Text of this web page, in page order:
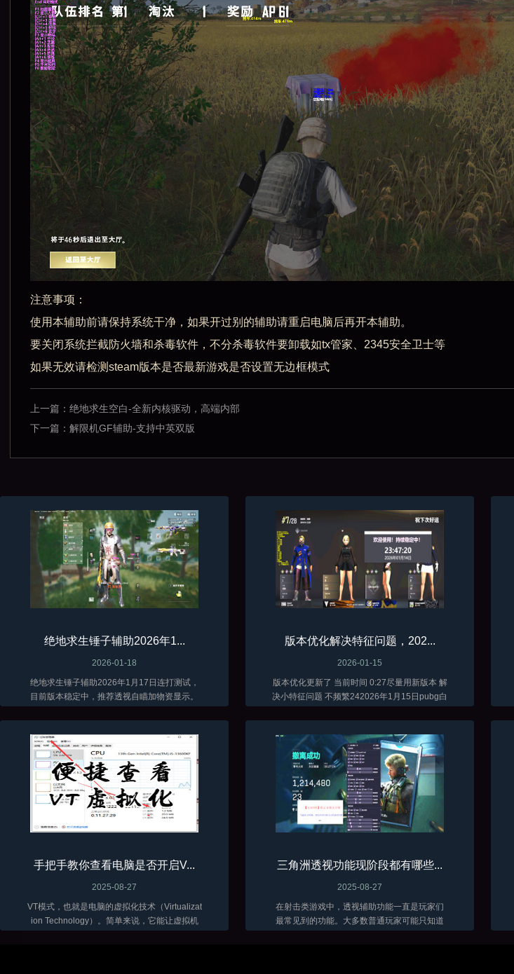
注意事项：
使用本辅助前请保持系统干净，如果开过别的辅助请重启电脑后再开本辅助。
要关闭系统拦截防火墙和杀毒软件，不分杀毒软件要卸载如tx管家、2345安全卫士等
如果无效请检测steam版本是否最新游戏是否设置无边框模式
上一篇： 绝地求生空白-全新内核驱动，高端内部
下一篇： 解限机GF辅助-支持中英双版
绝地求生锤子辅助2026年1...
2026-01-18
绝地求生锤子辅助2026年1月17日连打测试，
目前版本稳定中，推荐透视自瞄加物资显示。
版本优化解决特征问题，202...
2026-01-15
版本优化更新了 当前时间 0:27尽量用新版本 解
决小特征问题 不频繁242026年1月15日pubg白
手把手教你查看电脑是否开启V...
2025-08-27
VT模式，也就是电脑的虚拟化技术（Virtualizat
ion Technology）。简单来说，它能让虚拟机
三角洲透视功能现阶段都有哪些...
2025-08-27
在射击类游戏中，透视辅助功能一直是玩家们
最常见到的功能。大多数普通玩家可能只知道